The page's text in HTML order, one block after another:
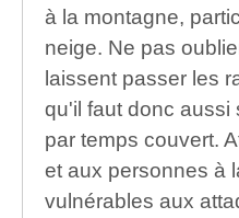
à la montagne,
neige. Ne pas
laissent passer les
qu'il faut donc aussi
par temps couvert.
et aux personnes à
vulnérables aux